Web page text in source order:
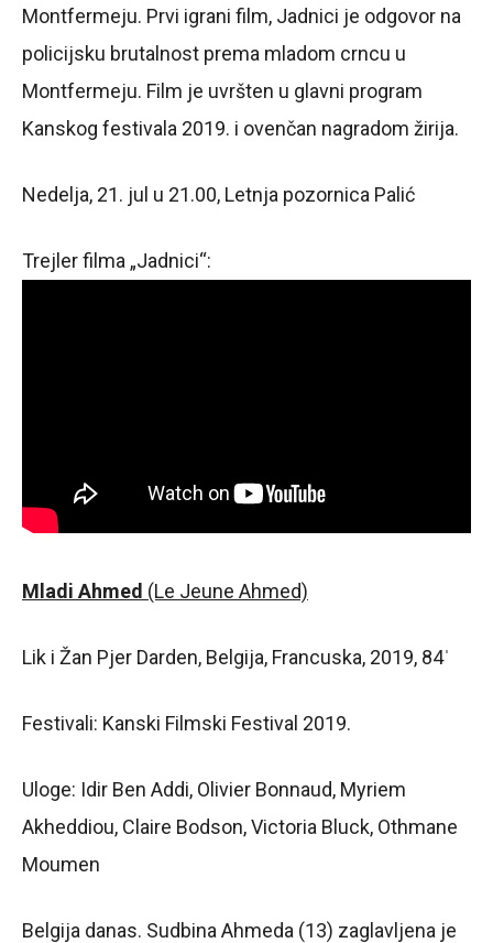
Montfermeju. Prvi igrani film, Jadnici je odgovor na
policijsku brutalnost prema mladom crncu u
Montfermeju. Film je uvršten u glavni program
Kanskog festivala 2019. i ovenčan nagradom žirija.
Nedelja, 21. jul u 21.00, Letnja pozornica Palić
Trejler filma „Jadnici“:
Mladi Ahmed (Le Jeune Ahmed)
Lik i Žan Pjer Darden, Belgija, Francuska, 2019, 84ˈ
Festivali: Kanski Filmski Festival 2019.
Uloge: Idir Ben Addi, Olivier Bonnaud, Myriem
Akheddiou, Claire Bodson, Victoria Bluck, Othmane
Moumen
Belgija danas. Sudbina Ahmeda (13) zaglavljena je